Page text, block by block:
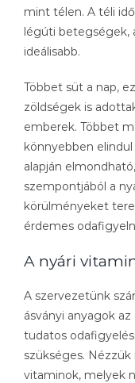
mint télen. A téli
légúti betegségek,
ideálisabb.
Többet süt a nap,
zöldségek is
emberek. Többet
könnyebben
alapján
szempontjából a
körülményeket
érdemes
A nyári
A szervezetünk
ásványi anyagok
tudatos
szükséges.
vitaminok, melyek